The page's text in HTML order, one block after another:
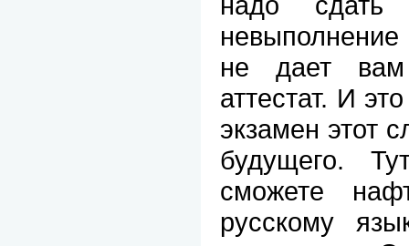
не дает вам
аттестат. И
экзамен этот
будущего.
сможете
русскому